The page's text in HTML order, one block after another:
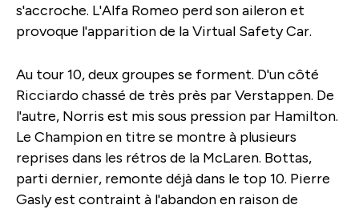
s'accroche. L'Alfa Romeo perd son aileron et
provoque l'apparition de la Virtual Safety Car.
Au tour 10, deux groupes se forment. D'un côté
Ricciardo chassé de très près par Verstappen. De
l'autre, Norris est mis sous pression par Hamilton.
Le Champion en titre se montre à plusieurs
reprises dans les rétros de la McLaren. Bottas,
parti dernier, remonte déjà dans le top 10. Pierre
Gasly est contraint à l'abandon en raison de